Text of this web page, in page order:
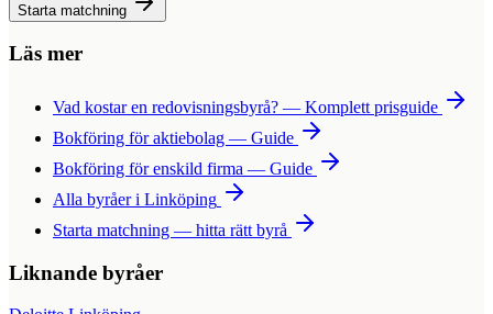
Starta matchning
Läs mer
Vad kostar en redovisningsbyrå? — Komplett prisguide
Bokföring för aktiebolag — Guide
Bokföring för enskild firma — Guide
Alla byråer i Linköping
Starta matchning — hitta rätt byrå
Liknande byråer